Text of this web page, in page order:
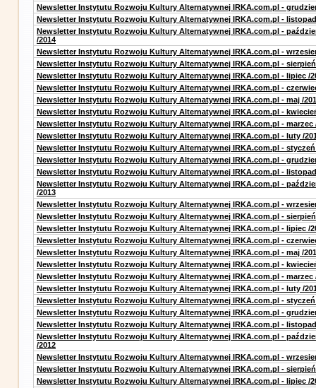
Newsletter Instytutu Rozwoju Kultury Alternatywnej IRKA.com.pl -
Newsletter Instytutu Rozwoju Kultury Alternatywnej IRKA.com.pl - listopad
Newsletter Instytutu Rozwoju Kultury Alternatywnej IRKA.com.pl -
/2014
Newsletter Instytutu Rozwoju Kultury Alternatywnej IRKA.com.pl -
Newsletter Instytutu Rozwoju Kultury Alternatywnej IRKA.com.pl - sierpień
Newsletter Instytutu Rozwoju Kultury Alternatywnej IRKA.com.pl - lipiec /
Newsletter Instytutu Rozwoju Kultury Alternatywnej IRKA.com.pl -
Newsletter Instytutu Rozwoju Kultury Alternatywnej IRKA.com.pl - maj /
Newsletter Instytutu Rozwoju Kultury Alternatywnej IRKA.com.pl -
Newsletter Instytutu Rozwoju Kultury Alternatywnej IRKA.com.pl - marzec
Newsletter Instytutu Rozwoju Kultury Alternatywnej IRKA.com.pl - luty /
Newsletter Instytutu Rozwoju Kultury Alternatywnej IRKA.com.pl - styczeń
Newsletter Instytutu Rozwoju Kultury Alternatywnej IRKA.com.pl -
Newsletter Instytutu Rozwoju Kultury Alternatywnej IRKA.com.pl - listopad
Newsletter Instytutu Rozwoju Kultury Alternatywnej IRKA.com.pl -
/2013
Newsletter Instytutu Rozwoju Kultury Alternatywnej IRKA.com.pl -
Newsletter Instytutu Rozwoju Kultury Alternatywnej IRKA.com.pl - sierpień
Newsletter Instytutu Rozwoju Kultury Alternatywnej IRKA.com.pl - lipiec /
Newsletter Instytutu Rozwoju Kultury Alternatywnej IRKA.com.pl -
Newsletter Instytutu Rozwoju Kultury Alternatywnej IRKA.com.pl - maj /
Newsletter Instytutu Rozwoju Kultury Alternatywnej IRKA.com.pl -
Newsletter Instytutu Rozwoju Kultury Alternatywnej IRKA.com.pl - marzec
Newsletter Instytutu Rozwoju Kultury Alternatywnej IRKA.com.pl - luty /
Newsletter Instytutu Rozwoju Kultury Alternatywnej IRKA.com.pl - styczeń
Newsletter Instytutu Rozwoju Kultury Alternatywnej IRKA.com.pl -
Newsletter Instytutu Rozwoju Kultury Alternatywnej IRKA.com.pl - listopad
Newsletter Instytutu Rozwoju Kultury Alternatywnej IRKA.com.pl -
/2012
Newsletter Instytutu Rozwoju Kultury Alternatywnej IRKA.com.pl -
Newsletter Instytutu Rozwoju Kultury Alternatywnej IRKA.com.pl - sierpień
Newsletter Instytutu Rozwoju Kultury Alternatywnej IRKA.com.pl - lipiec /